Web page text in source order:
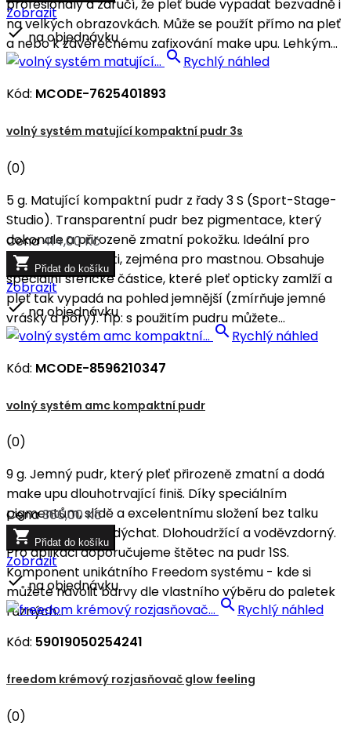
profesionály a zaručí, že pleť bude vypadat bezvadně i
na velkých obrazovkách. Může se použít přímo na pleť
a nebo k závěrečnému zafixování make upu. Lehkým...
Zobrazit
na objednávku
Rychlý náhled
Kód: MCODE-7625401893
volný systém matující kompaktní pudr 3s
(0)
5 g. Matující kompaktní pudr z řady 3 S (Sport-Stage-
Studio). Transparentní pudr bez pigmentace, který
dokonale a přirozeně zmatní pokožku. Ideální pro
všechny typy pleti, zejména pro mastnou. Obsahuje
speciální sférické částice, které pleť opticky zamlží a
pleť tak vypadá na pohled jemnější (zmírňuje jemné
vrásky a póry). Tip: s použitím pudru můžete...
Cena414,00 Kč
 Přidat do košíku
Zobrazit
na objednávku
Rychlý náhled
Kód: MCODE-8596210347
volný systém amc kompaktní pudr
(0)
9 g. Jemný pudr, který pleť přirozeně zmatní a dodá
make upu dlouhotrvající finiš. Díky speciálním
pigmentům, slídě a excelentnímu složení bez talku
nechá pleť volně dýchat. Dlohoudržící a voděvzdorný.
Pro aplikaci doporučujeme štětec na pudr 1SS.
Komponent unikátního Freedom systému - kde si
můžete navolit barvy dle vlastního výběru do paletek
různých...
Cena366,00 Kč
 Přidat do košíku
Zobrazit
na objednávku
Rychlý náhled
Kód: 59019050254241
freedom krémový rozjasňovač glow feeling
(0)